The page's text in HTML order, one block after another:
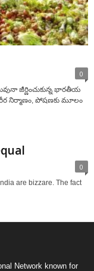
0
జీర్ణించుకున్న భారతీయ
శరీర నిర్మాణం, పోషణకు మూలం
0
are bizzare. The fact
Network known for